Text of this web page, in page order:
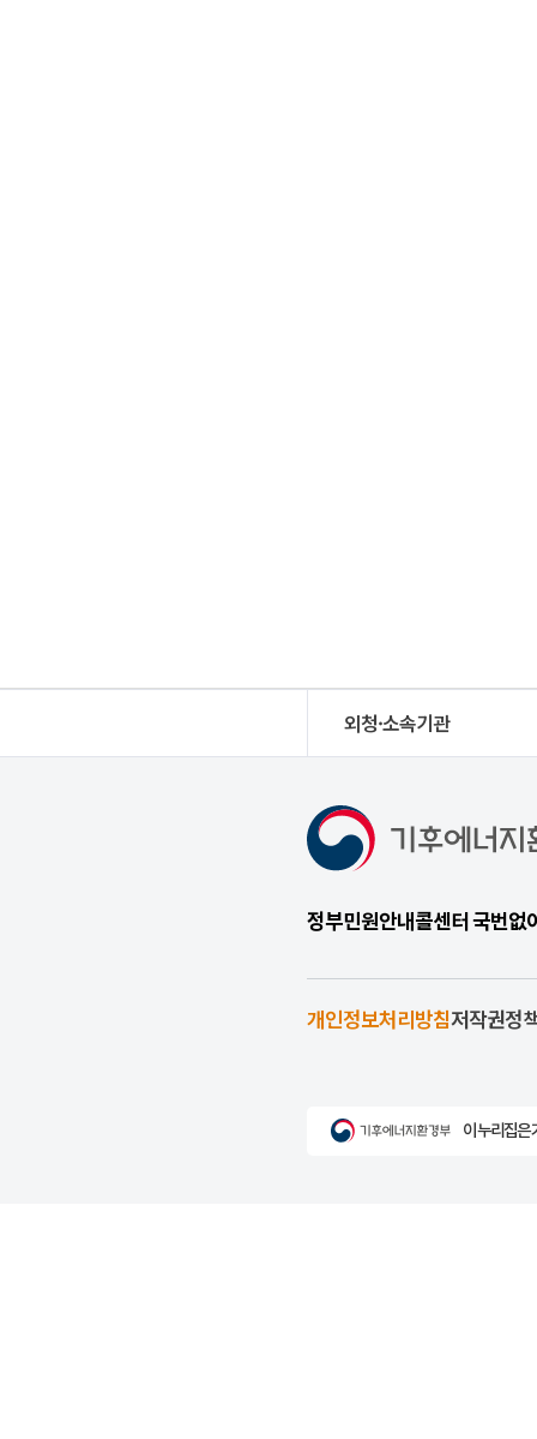
외청·소속기관
정부민원안내콜센터 국번
개인정보처리방침저작권정
이 누리집은